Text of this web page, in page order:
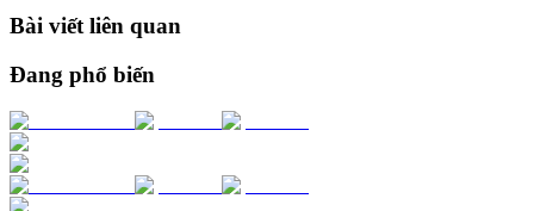
Bài viết liên quan
Đang phổ biến